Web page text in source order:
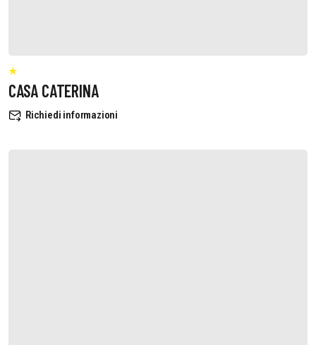
CASA CATERINA
Richiedi informazioni